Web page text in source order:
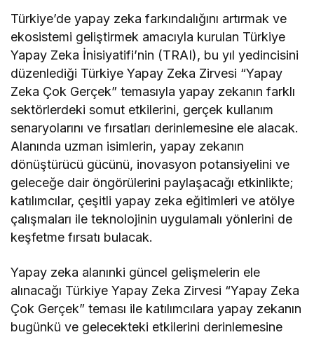
Türkiye’de yapay zeka farkındalığını artırmak ve
ekosistemi geliştirmek amacıyla kurulan Türkiye
Yapay Zeka İnisiyatifi’nin (TRAI), bu yıl yedincisini
düzenlediği Türkiye Yapay Zeka Zirvesi “Yapay
Zeka Çok Gerçek” temasıyla yapay zekanın farklı
sektörlerdeki somut etkilerini, gerçek kullanım
senaryolarını ve fırsatları derinlemesine ele alacak.
Alanında uzman isimlerin, yapay zekanın
dönüştürücü gücünü, inovasyon potansiyelini ve
geleceğe dair öngörülerini paylaşacağı etkinlikte;
katılımcılar, çeşitli yapay zeka eğitimleri ve atölye
çalışmaları ile teknolojinin uygulamalı yönlerini de
keşfetme fırsatı bulacak.
Yapay zeka alanınki güncel gelişmelerin ele
alınacağı Türkiye Yapay Zeka Zirvesi “Yapay Zeka
Çok Gerçek” teması ile katılımcılara yapay zekanın
bugünkü ve gelecekteki etkilerini derinlemesine